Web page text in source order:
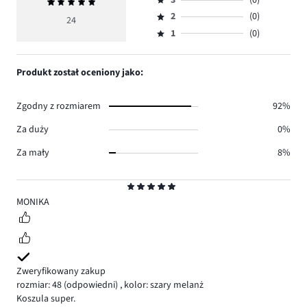
5
MONIKA
Zweryfikowany zakup
rozmiar: 48 (odpowiedni) , kolor: szary melanż
Koszula super.
ocena
24
głosów
24.
4,
ilość
głosów
Ocena
3,
ilość
Ocena
2,
2
(0)
Ocena
1,
1 (0)
Produkt został oceniony jako:
Zgodny z rozmiarem
92%
Za duży
0%
Za mały
8%